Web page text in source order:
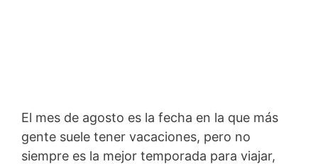
El mes de agosto es la fecha en la que más
gente suele tener vacaciones, pero no
siempre es la mejor temporada para viajar,